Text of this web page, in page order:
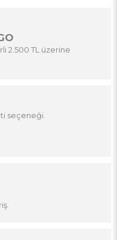
2.500 TL üzerine
seçeneği.